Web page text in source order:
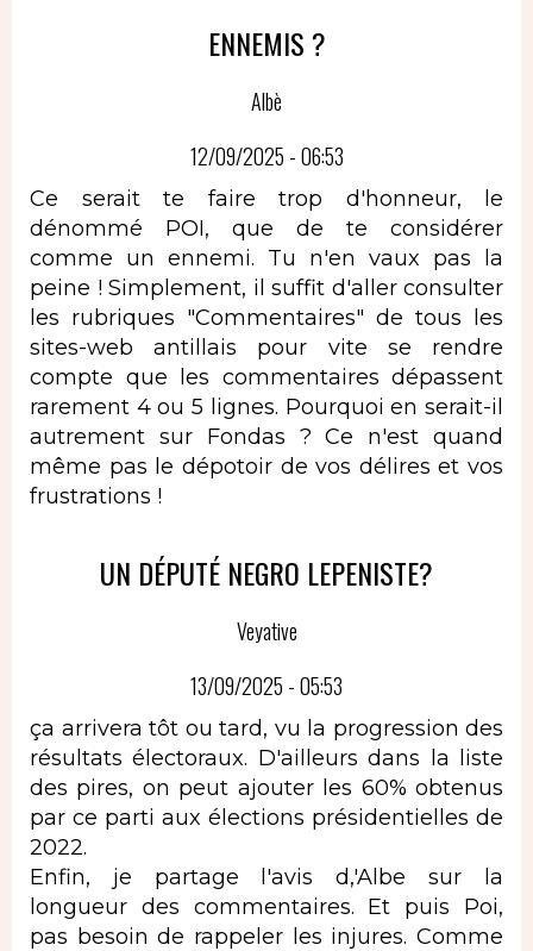
ENNEMIS ?
Albè
12/09/2025 - 06:53
Ce serait te faire trop d'honneur, le
dénommé POI, que de te considérer
comme un ennemi. Tu n'en vaux pas la
peine ! Simplement, il suffit d'aller consulter
les rubriques "Commentaires" de tous les
sites-web antillais pour vite se rendre
compte que les commentaires dépassent
rarement 4 ou 5 lignes. Pourquoi en serait-il
autrement sur Fondas ? Ce n'est quand
même pas le dépotoir de vos délires et vos
frustrations !
UN DÉPUTÉ NEGRO LEPENISTE?
Veyative
13/09/2025 - 05:53
ça arrivera tôt ou tard, vu la progression des
résultats électoraux. D'ailleurs dans la liste
des pires, on peut ajouter les 60% obtenus
par ce parti aux élections présidentielles de
2022.
Enfin, je partage l'avis d,'Albe sur la
longueur des commentaires. Et puis Poi,
pas besoin de rappeler les injures. Comme